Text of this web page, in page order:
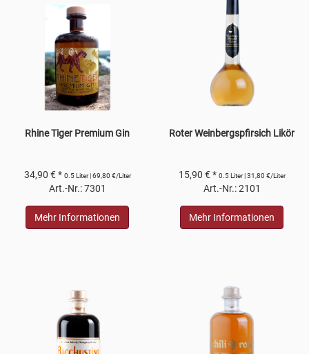
Rhine Tiger Premium Gin
34,90 € * 0.5 Liter | 69,80 €/Liter
Art.-Nr.: 7301
Mehr Informationen
Roter Weinbergspfirsich Likör
15,90 € * 0.5 Liter | 31,80 €/Liter
Art.-Nr.: 2101
Mehr Informationen